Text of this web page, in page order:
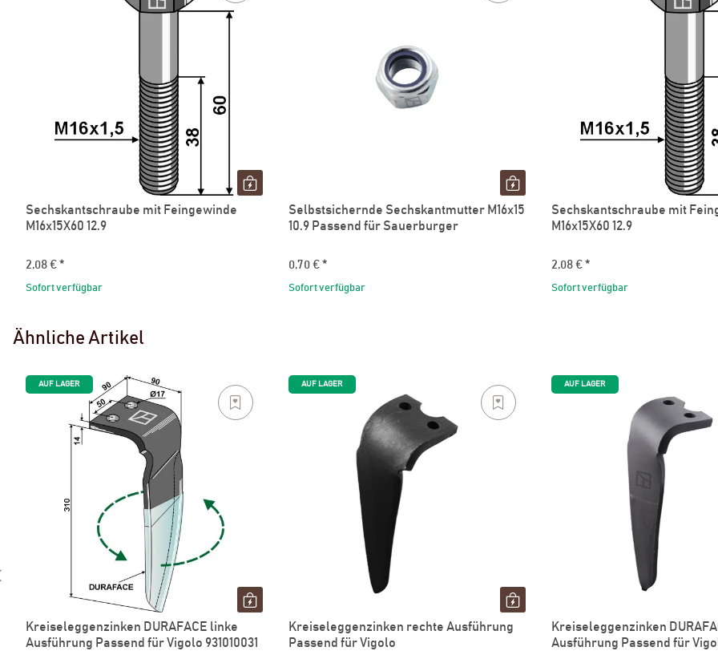
Sechskantschraube mit Feingewinde
M16x15X60 12.9
2,08 € *
Sofort verfügbar
Selbstsichernde Sechskantmutter M16x15
10.9 Passend für Sauerburger
0,70 € *
Sofort verfügbar
Sechskantschraube mit
M16x15X60 12.9
2,08 € *
Sofort verfügbar
Ähnliche Artikel
AUF LAGER
Kreiseleggenzinken DURAFACE linke
Ausführung Passend für Vigolo 931010031
AUF LAGER
Kreiseleggenzinken rechte Ausführung
Passend für Vigolo
AUF LAGER
Kreiseleggenzinken
Ausführung Passend für